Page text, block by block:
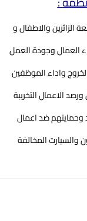
الزائرين والاطفال و
العمال وجودة العمل
واداء الموظفين
الاعمال التخريبة
وحمايتهم ضد اعمال
والسيارت المخالفة